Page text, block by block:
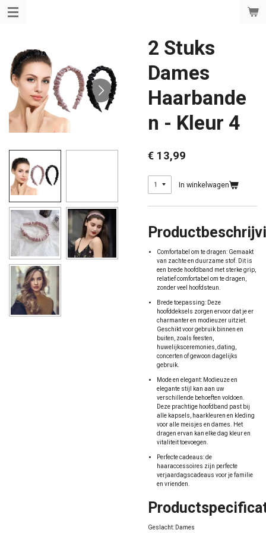
Ga
direct
2 Stuks
Dames
Haarbande
n - Kleur 4
€ 13,99
In winkelwagen
Comfortabel om te dragen: Gemaakt
van zachte en duurzame stof. Dit is
een brede hoofdband met sterke grip,
relatief comfortabel om te dragen,
zonder veel hoofdsteun.
Brede toepassing: Deze
hoofddeksels zorgen ervoor dat je er
charmanter en modieuzer uitziet.
Geschikt voor gebruik binnen en
buiten, zoals feesten,
huwelijksceremonies, dating,
concerten of gewoon dagelijks
gebruik.
Mode en elegant: Modieuze en
elegante stijl kan aan uw
verschillende behoeften voldoen.
Deze prachtige hoofdband past bij
alle kapsels, haarkleuren en kleding
voor alle meisjes en dames. Het
dragen ervan kan elke dag kleur en
vitaliteit toevoegen.
Perfecte cadeaus: de
haaraccessoires zijn perfecte
verjaardagscadeaus voor je familie
en vrienden.
Geslacht: Dames